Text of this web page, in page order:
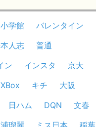
小学館
バレンタイン
人志
普通
ン
インスタ
京大
XBox キチ
大阪
日ハム DQN
文春
瑠麗 ミス日本
稲葉